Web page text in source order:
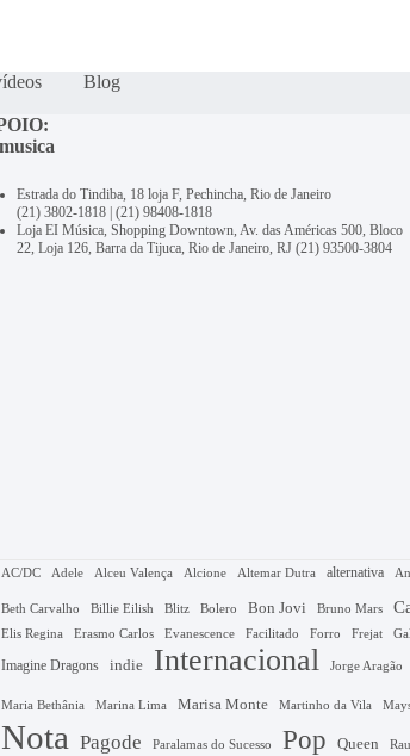
Blog
Estrada do Tindiba, 18 loja F, Pechincha, Rio de Janeiro
(21) 3802-1818| (21) 98408-1818
Loja EI Música, Shopping Downtown, Av. das Américas 500, Bloco
22, Loja 126, Barra da Tijuca, Rio de Janeiro, RJ (21) 93500-3804
AC/DC Adele Alceu Valença Alcione Altemar Dutra alternativa
Beth Carvalho Billie Eilish Blitz Bolero Bon Jovi Bruno Mars
Elis Regina Erasmo Carlos Evanescence Facilitado Forro Frejat
Imagine Dragons indie Internacional Jorge Aragão
Maria Bethânia Marina Lima Marisa Monte Martinho da Vila
Nota Pagode Paralamas do Sucesso Pop Queen